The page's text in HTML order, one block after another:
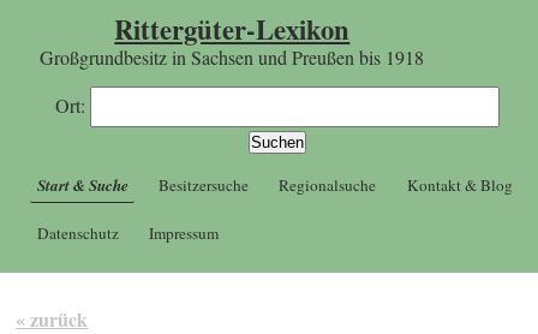
Rittergüter-Lexikon
Großgrundbesitz in Sachsen und Preußen bis 1918
Ort:
Start & Suche Besitzersuche Regionalsuche Kontakt & Blog
Datenschutz Impressum
« zurück